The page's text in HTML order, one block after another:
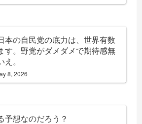
本の自民党の底力は、世界有数
す。野党がダメダメで期待感無
。
8, 2026
予想なのだろう？